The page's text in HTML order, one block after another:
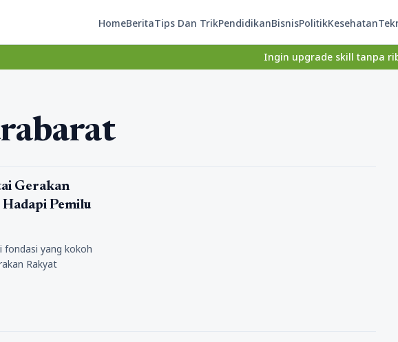
HomeBeritaTips Dan TrikPendidikanBisnisPolitikKesehatan
Ingin upgrade skill tanpa ribet?
Gerakan
Pemilu
fondasi yang kokoh
Rakyat